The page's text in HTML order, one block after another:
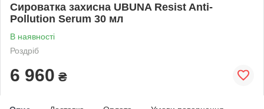
Сироватка захисна UBUNA Resist Anti-
Pollution Serum 30 мл
В наявності
Роздріб
6 960 ₴